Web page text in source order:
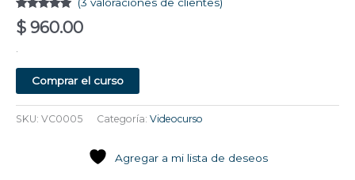
Valorado
con5.00de
5 en base
a
3
de clientes
(3 valoraciones de clientes)
$ 960.00
Comprar el curso
SKU: VC0005 Categoría: Videocurso
Agregar a mi lista de deseos